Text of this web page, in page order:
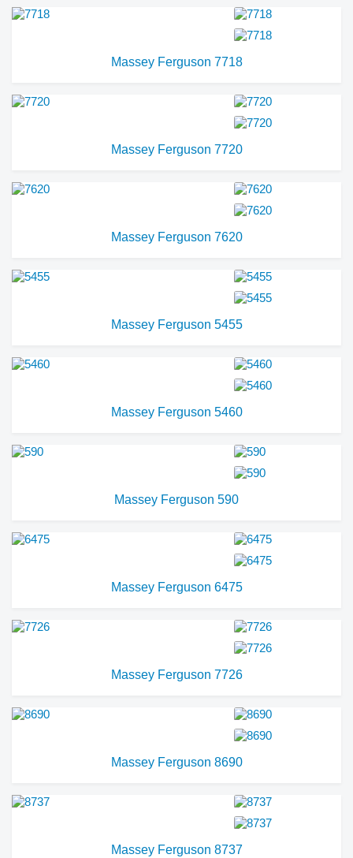
Massey Ferguson 7718
Massey Ferguson 7720
Massey Ferguson 7620
Massey Ferguson 5455
Massey Ferguson 5460
Massey Ferguson 590
Massey Ferguson 6475
Massey Ferguson 7726
Massey Ferguson 8690
Massey Ferguson 8737